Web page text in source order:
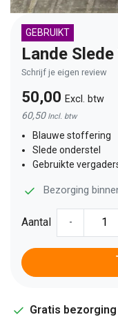
GEBRUIKT
Lande
Schrijf je eigen review
50,00 Excl. btw
60,50 Incl. btw
Blauwe stoffering
Slede onderstel
Gebruikte
Bezorging
Aantal -
Gratis bezorging